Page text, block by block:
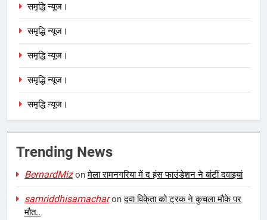
समृद्धि न्यूज।
समृद्धि न्यूज।
समृद्धि न्यूज।
समृद्धि न्यूज।
समृद्धि न्यूज।
Trending News
BernardMizonमेला रामनगरिया में द हंस फाउंडेशन ने बांटीं दवाइयां
samriddhisamacharonदवा विके्ता को ट्रक ने कुचला मौके पर
मौत..